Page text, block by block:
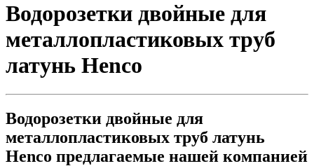
Водорозетки двойные для
металлопластиковых труб
латунь Henco
Водорозетки двойные для
металлопластиковых труб латунь
Henco предлагаемые нашей компанией